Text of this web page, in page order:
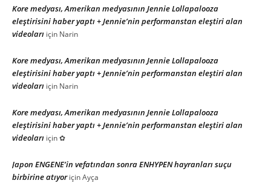
Kore medyası, Amerikan medyasının Jennie Lollapalooza
eleştirisini haber yaptı + Jennie’nin performanstan eleştiri alan
videoları için Narin
Kore medyası, Amerikan medyasının Jennie Lollapalooza
eleştirisini haber yaptı + Jennie’nin performanstan eleştiri alan
videoları için Narin
Kore medyası, Amerikan medyasının Jennie Lollapalooza
eleştirisini haber yaptı + Jennie’nin performanstan eleştiri alan
videoları için✿
Japon ENGENE’in vefatından sonra ENHYPEN hayranları suçu
birbirine atıyoriçinAyça